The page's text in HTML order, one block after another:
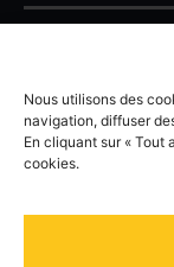
Nous utilisons des
navigation, diffuser
En cliquant sur «
cookies.
Guide
FAQ